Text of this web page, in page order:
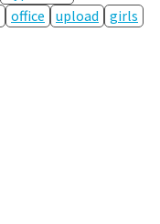
office upload
girls